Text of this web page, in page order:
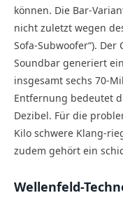
können. Die Bar-
nicht zuletzt wegen
Sofa-Subwoofer“). Der
Soundbar generiert
insgesamt sechs 70-
Entfernung bedeutet
Dezibel. Für die
Kilo schwere Klang-
zudem gehört ein
Wellenfeld-